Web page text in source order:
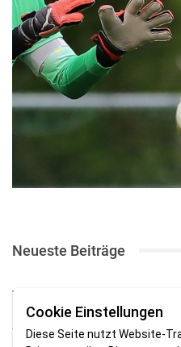
Neueste Beiträge
TSV gewinnt Testspiel bei Braker
SV Brake gewinnt erstes
Cookie Einstellungen
Diese Seite nutzt Website-